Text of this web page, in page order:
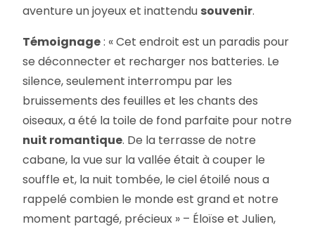
aventure un joyeux et inattendu souvenir.
Témoignage: « Cet endroit est un paradis pour
se déconnecter et recharger nos batteries. Le
silence, seulement interrompu par les
bruissements des feuilles et les chants des
oiseaux, a été la toile de fond parfaite pour notre
nuit romantique. De la terrasse de notre
cabane, la vue sur la vallée était à couper le
souffle et, la nuit tombée, le ciel étoilé nous a
rappelé combien le monde est grand et notre
moment partagé, précieux » – Éloïse et Julien,